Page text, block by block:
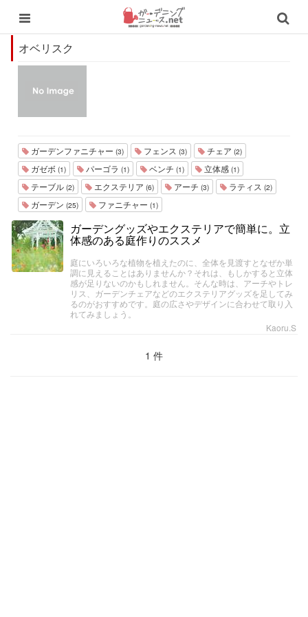
オベリスク
ガーデンファニチャー (3) フェンス (3) チェア (2)
ガゼボ (1) パーゴラ (1) ベンチ (1) 立体感 (1)
テーブル (2) エクステリア (6) アーチ (3) ラティス (2)
ガーデン (25) ファニチャー (1)
ガーデングッズやエクステリアで簡単に。立
体感のある庭作りのススメ
庭にいろいろな植物を植えたのに、全体を見渡すとなぜか単
調に見えることはありませんか？それは、もしかすると立体
感が足りないのかもしれません。そんな時は、アーチやトレ
リス、ガーデンチェアなどのエクステリアグッズを足してみ
るのがおすすめです。庭の広さやデザインに合わせて取り入
れてみましょう。
Kaoru.S
1 件